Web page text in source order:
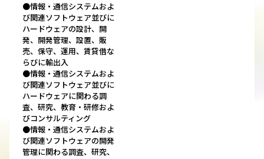
●情報・通信システムおよ
び関連ソフトウェア並びに
ハードウェアの設計、開
発、開発管理、設置、販
売、保守、運用、賃貸借な
らびに輸出入
●情報・通信システムおよ
び関連ソフトウェア並びに
ハードウェアに関わる調
査、研究、教育・研修およ
びコンサルティング
●情報・通信システムおよ
び関連ソフトウェアの開発
管理に関わる調査、研究、